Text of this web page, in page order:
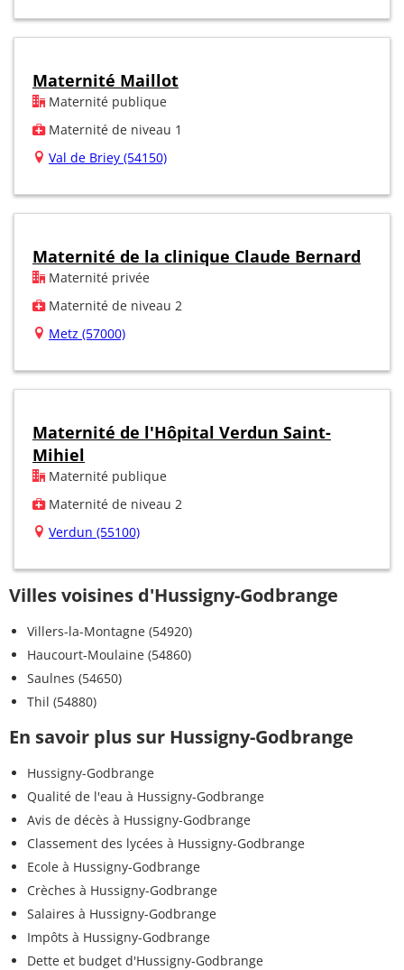
Maternité Maillot
Maternité publique
Maternité de niveau 1
Val de Briey (54150)
Maternité de la clinique Claude Bernard
Maternité privée
Maternité de niveau 2
Metz (57000)
Maternité de l'Hôpital Verdun Saint-
Mihiel
Maternité publique
Maternité de niveau 2
Verdun (55100)
Villes voisines d'Hussigny-Godbrange
Villers-la-Montagne (54920)
Haucourt-Moulaine (54860)
Saulnes (54650)
Thil (54880)
En savoir plus sur Hussigny-Godbrange
Hussigny-Godbrange
Qualité de l'eau à Hussigny-Godbrange
Avis de décès à Hussigny-Godbrange
Classement des lycées à Hussigny-Godbrange
Ecole à Hussigny-Godbrange
Crèches à Hussigny-Godbrange
Salaires à Hussigny-Godbrange
Impôts à Hussigny-Godbrange
Dette et budget d'Hussigny-Godbrange